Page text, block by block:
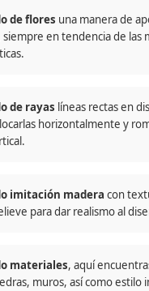
de flores una manera de
siempre en tendencia de las
de rayas líneas rectas en
horizontalmente y
imitación madera con
para dar realismo al
materiales, aquí
muros, así como estilo